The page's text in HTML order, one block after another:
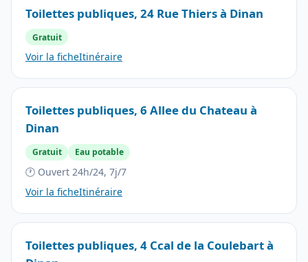
Toilettes publiques, 24 Rue Thiers à Dinan
Gratuit
Voir la ficheItinéraire
Toilettes publiques, 6 Allee du Chateau à
Dinan
Gratuit Eau potable
🕐 Ouvert 24h/24, 7j/7
Voir la ficheItinéraire
Toilettes publiques, 4 Ccal de la Coulebart à